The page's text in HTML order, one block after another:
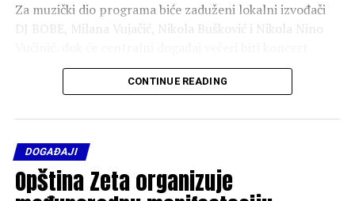
Za muzički dio programa biće zaduženi lokalni izvođači
DJ BOBE, Milana Vujačić, Nikola Bušković i Nikola Nino
regionalne muzičke zvijezde Đorđa Davida i njegovog
Poseban sadržaj biće organizovan i za najmlađe
posjetioce, koji će moći da uživaju u dječijem kutku sa
brojnim zabavnim i edukativnim aktivnostima
prilagođenim njihovom uzrastu.
CONTINUE READING
DOGAĐAJI
Opština Zeta organizuje